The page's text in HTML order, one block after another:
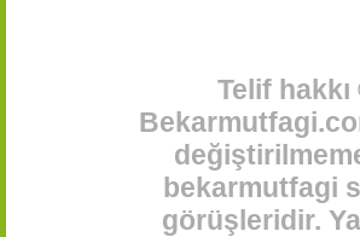
Telif
bekarmutfagi
görüşleridir.